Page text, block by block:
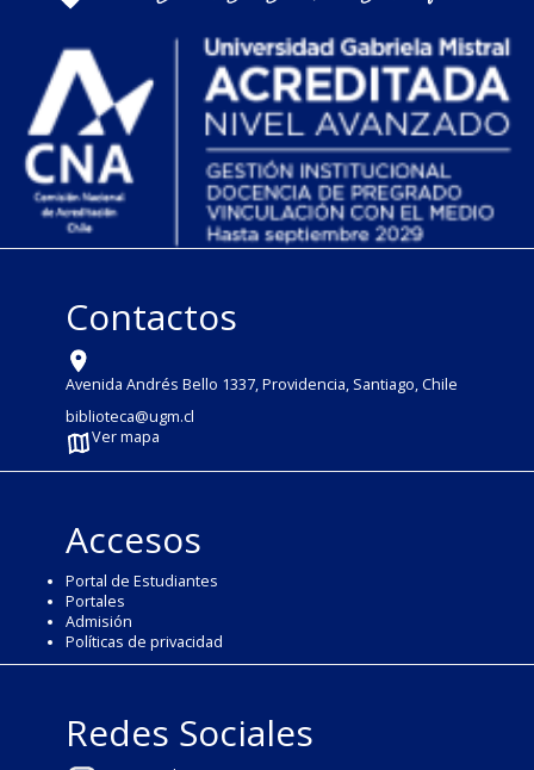
Contactos
Avenida Andrés Bello 1337, Providencia, Santiago, Chile
biblioteca@ugm.cl
Ver mapa
Accesos
Portal de Estudiantes
Portales
Admisión
Políticas de privacidad
Redes Sociales